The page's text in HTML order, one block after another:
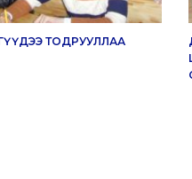
ТОДРУУЛЛАА